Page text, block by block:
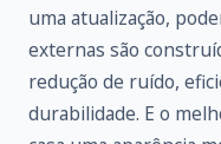
uma atualização,
externas são
redução de ruído,
durabilidade. E o